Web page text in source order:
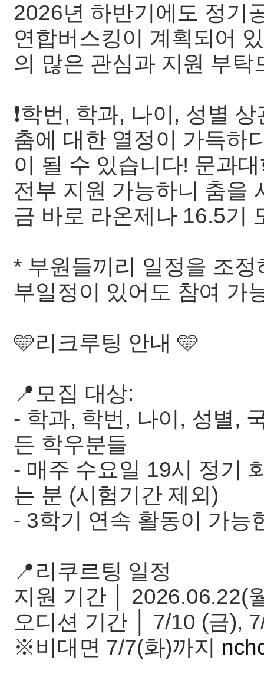
2026년 하반기에도 정기
연합버스킹이 계획되어
의 많은 관심과 지원 부
❗️학번, 학과, 나이, 성별 상
춤에 대한 열정이 가득하
이 될 수 있습니다! 문과
전부 지원 가능하니 춤을
금 바로 라온제나 16.5기
* 부원들끼리 일정을 조
부일정이 있어도 참여 가
🩵리크루팅 안내 🩵
📍모집 대상:
- 학과, 학번, 나이, 성별,
든 학우분들
- 매주 수요일 19시 정기
는 분 (시험기간 제외)
- 3학기 연속 활동이 가능
📍리쿠르팅 일정
지원 기간 │ 2026.06.22(
오디션 기간 │ 7/10 (금),
※비대면 7/7(화)까지